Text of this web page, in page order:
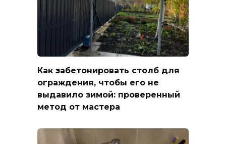
Как забетонировать столб для
ограждения, чтобы его не
выдавило зимой: проверенный
метод от мастера